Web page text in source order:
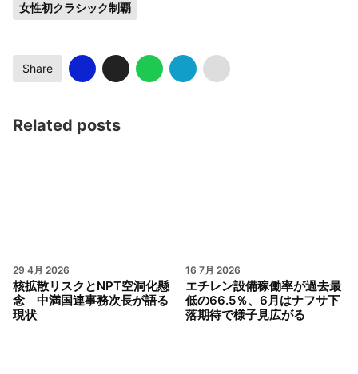
女性初クラシック制覇
Share
Related posts
29 4月 2026
核拡散リスクとNPT空洞化懸
念 中満国連事務次長が語る
現状
16 7月 2026
エチレン設備稼働率が過去最
低の66.5％、6月はナフサ下
落期待で様子見広がる